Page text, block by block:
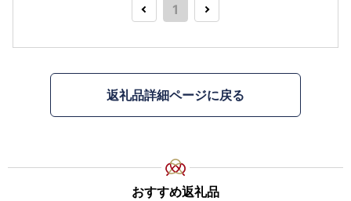
1
返礼品詳細ページに戻る
おすすめ返礼品